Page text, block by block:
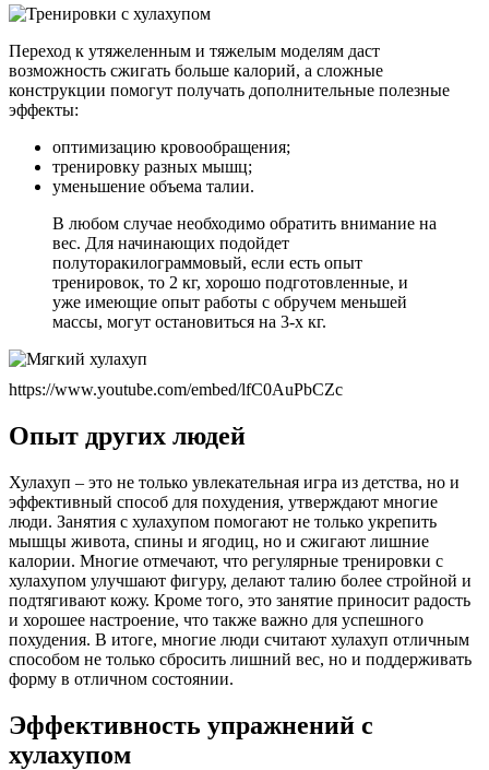
Переход к утяжеленным и тяжелым моделям даст
возможность сжигать больше калорий, а сложные
конструкции помогут получать дополнительные полезные
эффекты:
оптимизацию кровообращения;
тренировку разных мышц;
уменьшение объема талии.
В любом случае необходимо обратить внимание на
вес. Для начинающих подойдет
полуторакилограммовый, если есть опыт
тренировок, то 2 кг, хорошо подготовленные, и
уже имеющие опыт работы с обручем меньшей
массы, могут остановиться на 3-х кг.
https://www.youtube.com/embed/lfC0AuPbCZc
Опыт других людей
Хулахуп – это не только увлекательная игра из детства, но и
эффективный способ для похудения, утверждают многие
люди. Занятия с хулахупом помогают не только укрепить
мышцы живота, спины и ягодиц, но и сжигают лишние
калории. Многие отмечают, что регулярные тренировки с
хулахупом улучшают фигуру, делают талию более стройной и
подтягивают кожу. Кроме того, это занятие приносит радость
и хорошее настроение, что также важно для успешного
похудения. В итоге, многие люди считают хулахуп отличным
способом не только сбросить лишний вес, но и поддерживать
форму в отличном состоянии.
Эффективность упражнений с
хулахупом